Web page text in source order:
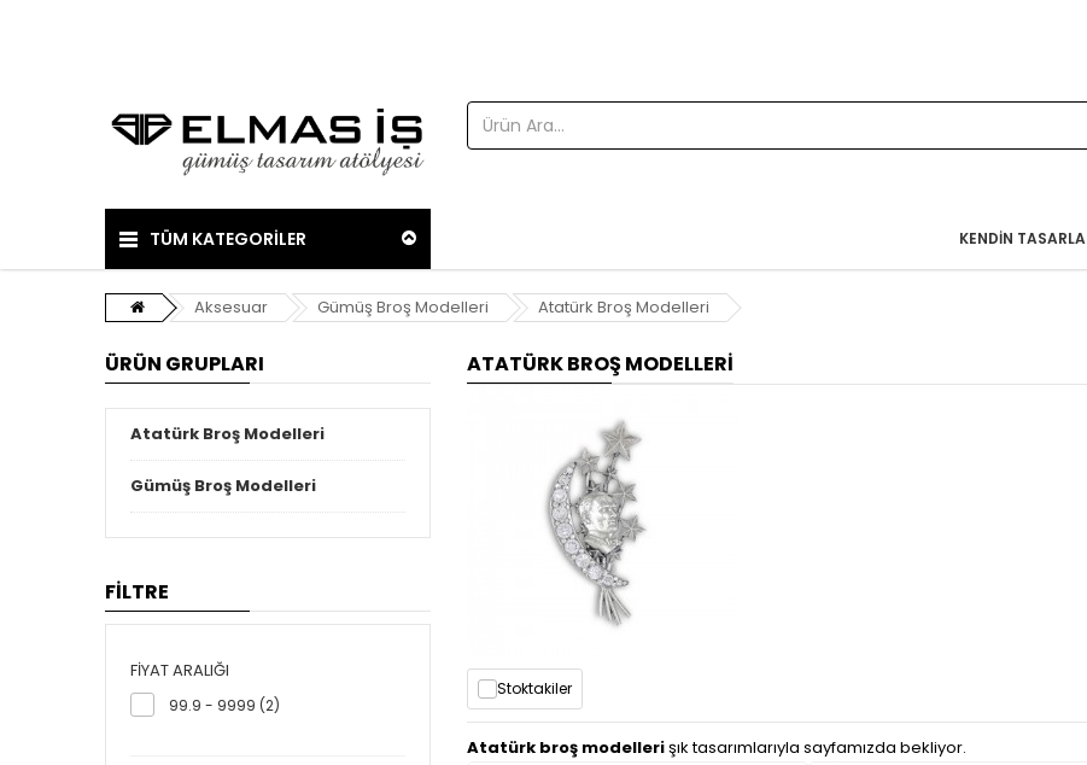
TÜM KATEGORİLER KENDIN TASARLA
Aksesuar Gümüş Broş Modelleri Atatürk Broş Modelleri
ÜRÜN GRUPLARI
Atatürk Broş Modelleri
Gümüş Broş Modelleri
FİLTRE
FIYAT ARALIĞI
99.9 - 9999 (2)
ATATÜRK BROŞ MODELLERI
Stoktakiler
Atatürk broş modellerişık tasarımlarıyla sayfamızda bekliyor.